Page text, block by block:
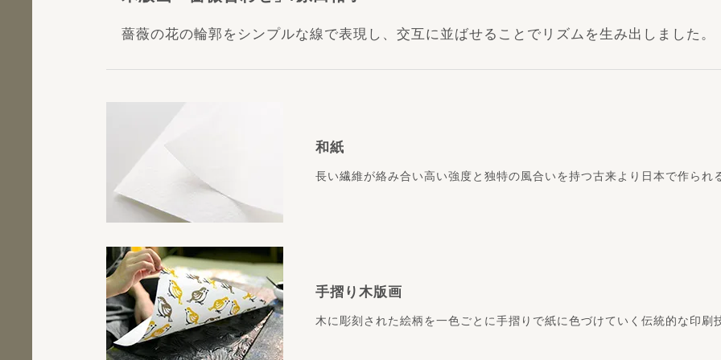
手摺り木版画
木に彫刻された絵柄を一色ごとに手摺りで紙に色づけていく伝統的な印刷
和紙
長い繊維が絡み合い高い強度と独特の風合いを持つ古来より日本で作られ
薔薇の花の輪郭をシンプルな線で表現し、交互に並ばせることでリズムを生み出しました。